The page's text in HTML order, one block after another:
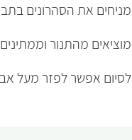
מניחים את הסהרונים בתבנית, ומכניסים לתנור למשך 12-15
מוציאים מהתנור
לסיום אפשר לפזר מעל